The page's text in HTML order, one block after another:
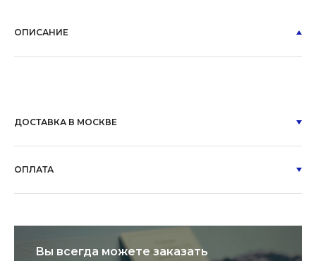
ОПИСАНИЕ
ДОСТАВКА В МОСКВЕ
ОПЛАТА
Вы всегда можете заказать